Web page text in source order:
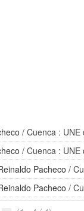
/ Cuenca : UNE
/ Cuenca : UNE
Pacheco /
Pacheco /